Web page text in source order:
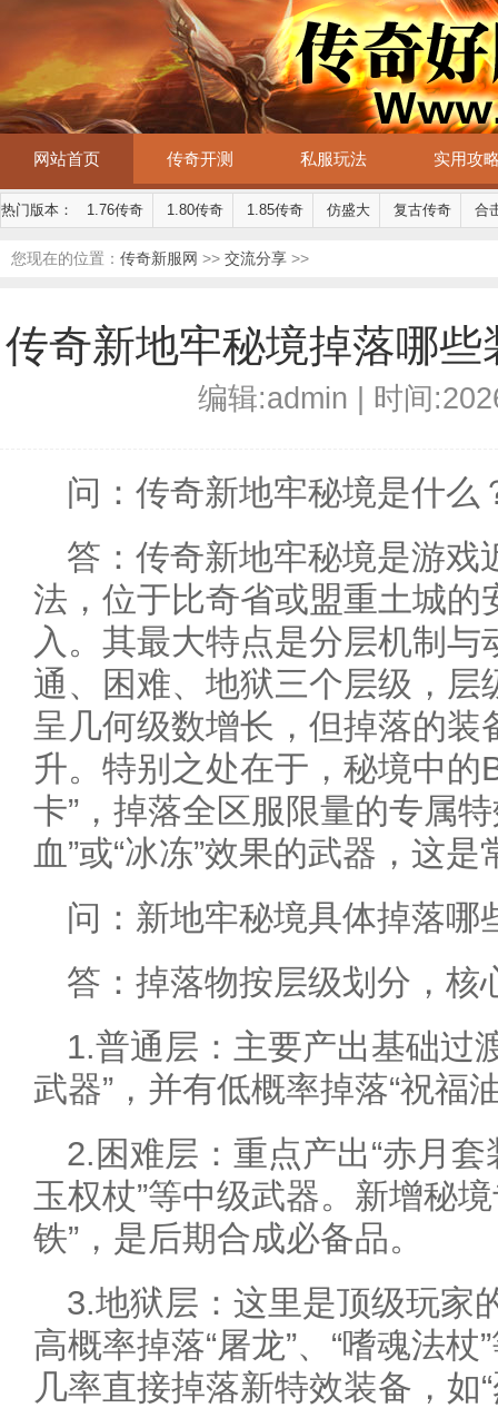
网站首页 传奇开测 私服玩法 实用攻
热门版本： 1.76传奇 1.80传奇 1.85传奇 仿盛大 复古传奇 合
您现在的位置： 传奇新服网 >> 交流分享 >>
传奇新地牢秘境掉落哪
编辑:admin | 时间
问：传奇新地牢秘境是什么
答：传奇新地牢秘境是游戏
法，位于比奇省或盟重土城的
入。其最大特点是分层机制
通、困难、地狱三个层级，层
呈几何级数增长，但掉落的装
升。特别之处在于，秘境中的
卡”，掉落全区服限量的专属
血”或“冰冻”效果的武器，这
问：新地牢秘境具体掉落哪
答：掉落物按层级划分，核
1.普通层：主要产出基础过
武器”，并有低概率掉落“祝福
2.困难层：重点产出“赤月套
玉权杖”等中级武器。新增秘
铁”，是后期合成必备品。
3.地狱层：这里是顶级玩家
高概率掉落“屠龙”、“嗜魂法
几率直接掉落新特效装备，如